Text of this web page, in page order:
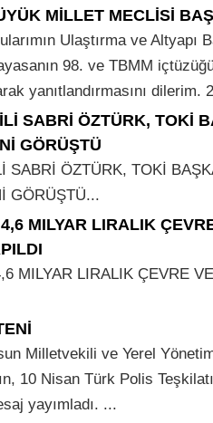
MİLLET MECLİSİ
Ulaştırma ve Altyapı
98. ve TBMM
yanıtlandırmasını dilerim.
SABRİ ÖZTÜRK, TOKİ
GÖRÜŞTÜ
SABRİ ÖZTÜRK, TOKİ
GÖRÜŞTÜ...
MILYAR LIRALIK
MILYAR LIRALIK ÇEVRE
Milletvekili ve Yerel
10 Nisan Türk Polis
yayımladı. ...